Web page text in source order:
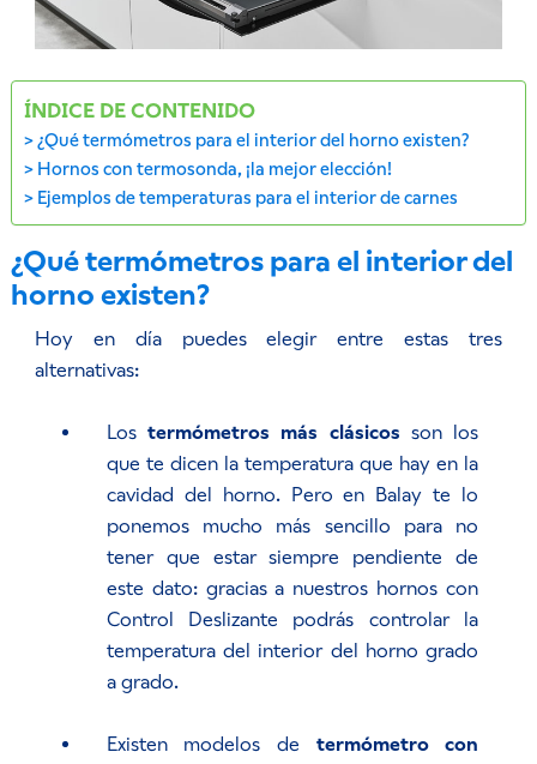
ÍNDICE DE CONTENIDO
¿Qué termómetros para el interior del horno existen?
Hornos con termosonda, ¡la mejor elección!
Ejemplos de temperaturas para el interior de carnes
¿Qué termómetros para el interior del
horno existen?
Hoy en día puedes elegir entre estas tres
alternativas:
Lostermómetros más clásicos son los
que te dicen la temperatura que hay en la
cavidad del horno. Pero en Balay te lo
ponemos mucho más sencillo para no
tener que estar siempre pendiente de
este dato: gracias a nuestros hornos con
Control Deslizante podrás controlar la
temperatura del interior del horno grado
a grado.
Existen modelos de termómetro con